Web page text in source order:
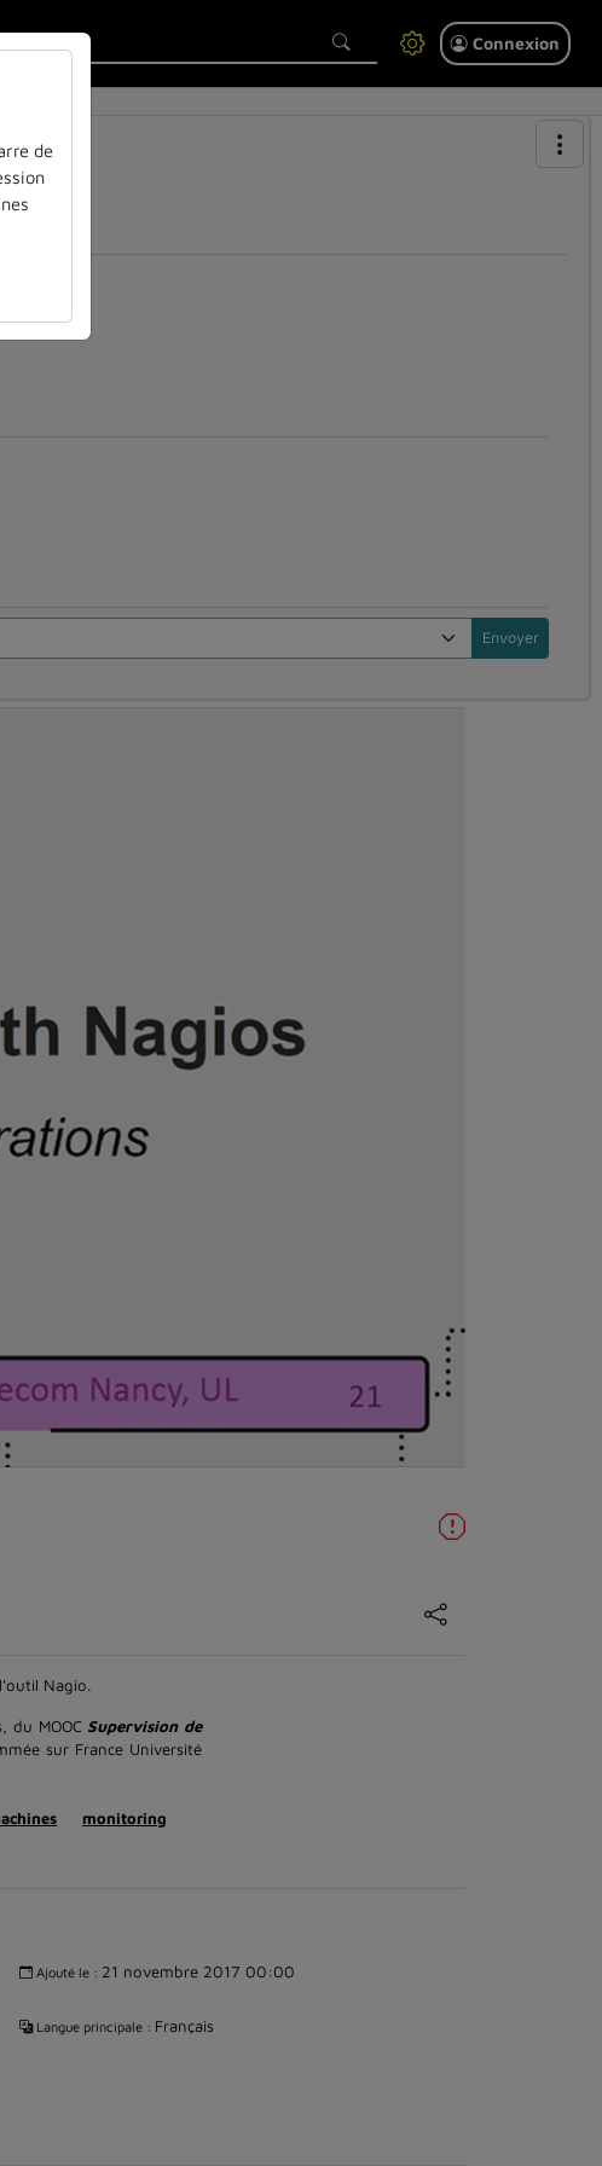
Connexion
Nagio.
du MOOC Supervision de
sur France Université
monitoring
Ajouté le : 21 novembre 2017 00:00
Langue principale : Français
de